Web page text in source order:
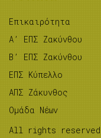
Επικαιρότητα
A’ ΕΠΣ Ζακύνθου
B’ ΕΠΣ Ζακύνθου
ΕΠΣ Κύπελλο
ΑΠΣ Ζάκυνθος
Ομάδα Νέων
All rights reserved